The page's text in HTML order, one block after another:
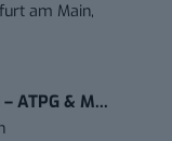
am Main,
ATPG & M...